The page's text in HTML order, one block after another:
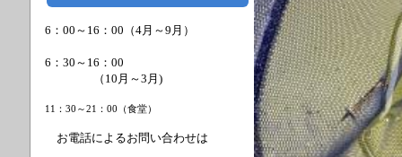
6：00～16：00（4月～9月）
6：30～16：00
（ 10月～3月)
11：30～21：00（食堂）
お電話によるお問い合わせは